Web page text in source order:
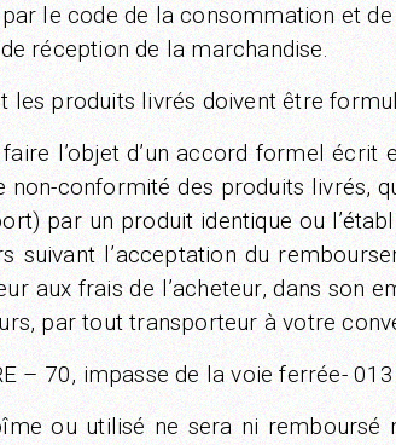
le code de la consommation et
réception de la marchandise.
les produits livrés doivent être
l’objet d’un accord formel écrit
non-conformité des produits livrés,
par un produit identique ou
suivant l’acceptation du
aux frais de l’acheteur, dans son
par tout transporteur à votre
– 70, impasse de la voie ferrée-
ou utilisé ne sera ni remboursé ni